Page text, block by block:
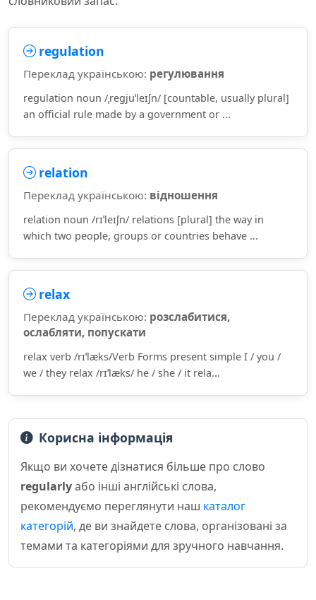
regulation
Переклад українською: регулювання
regulation noun /ˌreɡjuˈleɪʃn/ [countable, usually plural]
an official rule made by a government or ...
relation
Переклад українською: відношення
relation noun /rɪˈleɪʃn/ relations [plural] the way in
which two people, groups or countries behave ...
relax
Переклад українською: розслабитися,
ослабляти, попускати
relax verb /rɪˈlæks/Verb Forms present simple I / you /
we / they relax /rɪˈlæks/ he / she / it rela...
Корисна інформація
Якщо ви хочете дізнатися більше про слово
regularlyабо інші англійські слова,
рекомендуємо переглянути наш каталог
категорій, де ви знайдете слова, організовані за
темами та категоріями для зручного навчання.